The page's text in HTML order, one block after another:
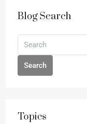
Blog Search
Search
Topics